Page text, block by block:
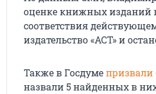
оценке книжных изданий
соответствия
издательство «АСТ» и
Также в Госдумепризвали
назвали 5 найденных в